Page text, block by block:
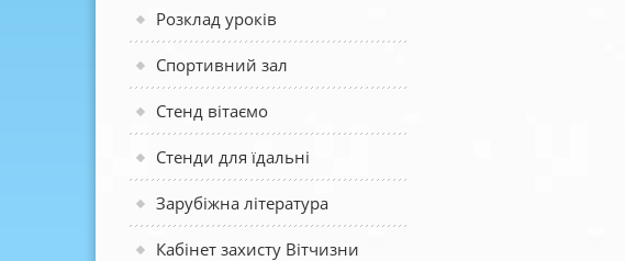
Розклад уроків
Спортивний зал
Стенд вітаємо
Стенди для їдальні
Зарубіжна література
Кабінет захисту Вітчизни